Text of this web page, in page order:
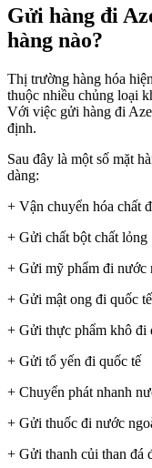
Gửi hàng đi
hàng nào?
Thị trường hàng hóa
thuộc nhiều chủng loại
Với việc gửi hàng đi
định.
Sau đây là một số mặt
dàng:
+ Vận chuyển hóa chất
+ Gửi chất bột chất lỏng
+ Gửi mỹ phẩm đi nước
+ Gửi mật ong đi quốc tế
+ Gửi thực phẩm khô đi
+ Gửi tổ yến đi quốc tế
+ Chuyển phát nhanh
+ Gửi thuốc đi nước
+ Gửi thanh củi than đá